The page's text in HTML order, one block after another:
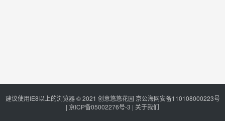
建议使用IE8以上的浏览器 © 2021 创意悠悠花园 京公海网安备110108000223号
| 京ICP备05002276号-3 | 关于我们